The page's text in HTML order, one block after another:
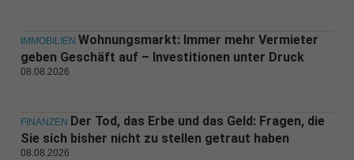
IMMOBILIEN Wohnungsmarkt: Immer mehr Vermieter
geben Geschäft auf – Investitionen unter Druck
08.08.2026
FINANZEN Der Tod, das Erbe und das Geld: Fragen, die
Sie sich bisher nicht zu stellen getraut haben
08.08.2026